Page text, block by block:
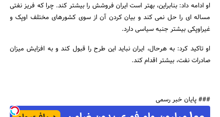
او ادامه داد: بنابراین، بهتر است ایران فروشش را بیشتر کند. چرا که فریز نفتی
مساله ای را حل نمی کند و بیان کردن آن از سوی کشورهای مختلف اوپک و
غیراوپکی بیشتر جنبه سیاسی دارد.
او تاکید کرد: به هرحال، ایران نباید این طرح را قبول کند و به افزایش میزان
صادرات نفت، بیشتر اقدام کند.
### پایان خبر رسمی